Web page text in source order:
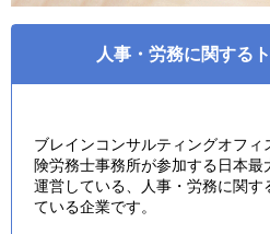
人事・労務に関する
ブレインコンサルティングオフ
険労務士事務所が参加する日本
運営している、人事・労務に関す
ている企業です。